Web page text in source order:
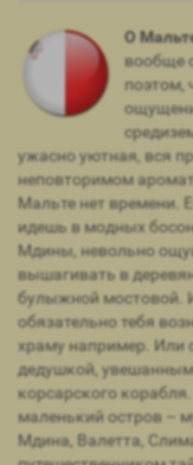
О
вообще
поэтом,
ужасно уютная, вся
неповторимом
Мальте нет времени.
идешь в модных
Мдины, невольно
вышагивать в
булыжной мостовой.
обязательно тебя
храму например. Или
дедушкой,
корсарского
маленький остров –
Мдина, Валетта,